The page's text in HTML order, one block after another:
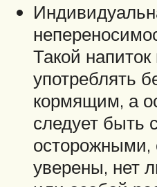
Такой напиток
употреблять
кормящим, а
следует быть
осторожными,
уверены, нет